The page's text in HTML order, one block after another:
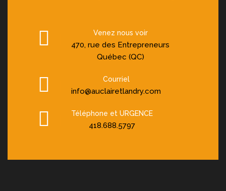
Venez nous voir
470, rue des Entrepreneurs
Québec (QC)
Courriel
info@auclairetlandry.com
Téléphone et URGENCE
418.688.5797